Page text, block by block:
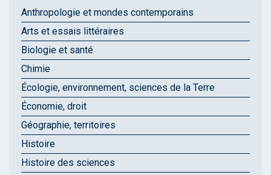
Anthropologie et mondes contemporains
Arts et essais littéraires
Biologie et santé
Chimie
Écologie, environnement, sciences de la Terre
Économie, droit
Géographie, territoires
Histoire
Histoire des sciences